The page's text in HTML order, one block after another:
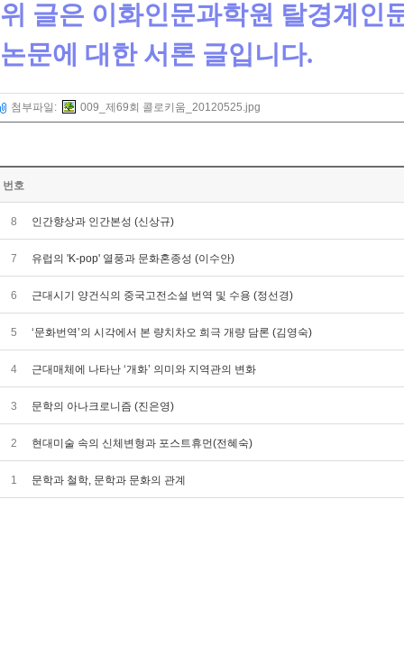
위 글은 이화인문과학원 탈경계인
논문에 대한 서론 글입니다.
첨부파일: 009_제69회 콜로키움_20120525.jpg
번호
8 인간향상과 인간본성 (신상규)
7 유럽의 'K-pop' 열풍과 문화혼종성 (이수안)
6 근대시기 양건식의 중국고전소설 번역 및 수용 (정선경)
5 ‘문화번역’의 시각에서 본 량치차오 희극 개량 담론 (김영숙)
4 근대매체에 나타난 ‘개화’ 의미와 지역관의 변화
3 문학의 아나크로니즘 (진은영)
2 현대미술 속의 신체변형과 포스트휴먼(전혜숙)
1 문학과 철학, 문학과 문화의 관계